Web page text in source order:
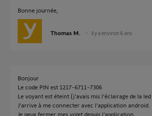
Bonne journée,
Thomas M. il y a environ 6 ans
Bonjour
Le code PIN est 1217-6711-7306
Le voyant est éteint (j'avais mis l'éclairage de la led
J'arrive à me connecter avec l'application android.
Je peux fermer mes volet depuis l'application.